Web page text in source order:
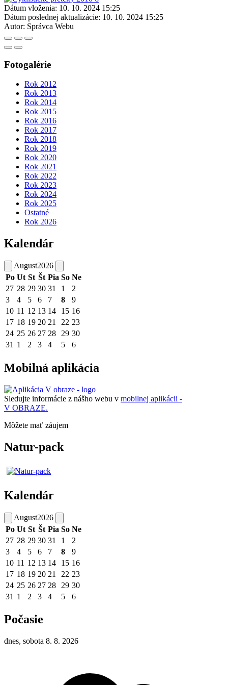
Dátum vloženia: 10. 10. 2024 15:25
Dátum poslednej aktualizácie: 10. 10. 2024 15:25
Autor: Správca Webu
Fotogalérie
Rok 2012
Rok 2013
Rok 2014
Rok 2015
Rok 2016
Rok 2017
Rok 2018
Rok 2019
Rok 2020
Rok 2021
Rok 2022
Rok 2023
Rok 2024
Rok 2025
Ostatné
Rok 2026
Kalendár
August2026
Po Ut St Št Pia So Ne
27 28 29 30 31 1
2
3
4 5 6 7 8
9
10 11 12 13 14 15 16
17 18 19 20 21 22 23
24 25 26 27 28 29 30
31 1 2 3 4 5 6
Mobilná aplikácia
Sledujte informácie z nášho webu v mobilnej aplikácii -
V OBRAZE.
Môžete mať záujem
Natur-pack
Kalendár
August2026
Po Ut St Št Pia So Ne
27 28 29 30 31 1
2
3
4 5 6 7 8
9
10 11 12 13 14 15 16
17 18 19 20 21 22 23
24 25 26 27 28 29 30
31 1 2 3 4 5 6
Počasie
dnes, sobota 8. 8. 2026